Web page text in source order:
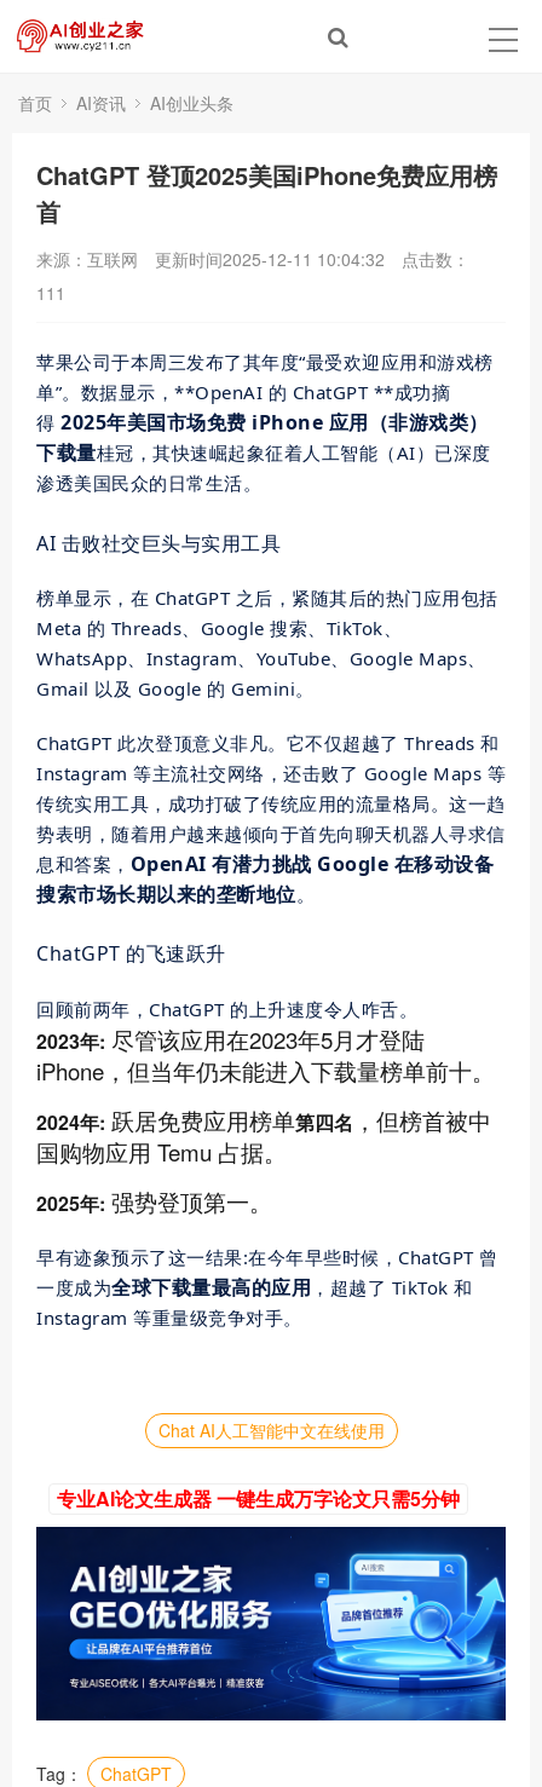
首页 AI资讯 AI创业头条
ChatGPT 登顶2025美国iPhone免费应用榜
首
来源：互联网 更新时间2025-12-11 10:04:32
点击数：
111
苹果公司于本周三发布了其年度“最受欢迎 应用和游戏榜
单”。数据显示，**OpenAI 的 ChatGPT **成功摘
得 2025年美国市场免费 iPhone 应用（非游戏类）
下载量桂冠，其快速崛起象征着人工智能（AI）已深度
渗透美国民众的日常生活。
AI 击败社交巨头与实用工具
榜单显示，在 ChatGPT 之后，紧随其后的热门应用包括
Meta 的 Threads、Google 搜索、TikTok、
WhatsApp、Instagram、YouTube、Google Maps、
Gmail 以及 Google 的 Gemini。
ChatGPT 此次登顶意义非凡。它不仅超越了 Threads 和
Instagram 等主流社交网络，还击败了 Google Maps 等
传统实用工具，成功打破了传统应用的流量格局。这一趋
势表明，随着用户越来越倾向于首先向聊天机器人寻求信
息和答案， OpenAI 有潜力挑战 Google 在移动设备
搜索市场长期以来的垄断地位。
ChatGPT 的飞速跃升
回顾前两年，ChatGPT 的上升速度令人咋舌。
2023年: 尽管该应用在2023年5月才登陆
iPhone，但当年仍未能进入下载量榜单前十。
2024年: 跃居免费应用榜单第四名 ，但榜首被中
国购物应用 Temu 占据。
2025年: 强势登顶第一。
早有迹象预示了这一结果:在今年早些时候，ChatGPT 曾
一度成为全球下载量最高的应用 ，超越了 TikTok 和
Instagram 等重量级竞争对手。
Chat AI人工智能中文在线使用
专业AI论文生成器 一键生成万字论文只需5分钟
Tag： ChatGPT